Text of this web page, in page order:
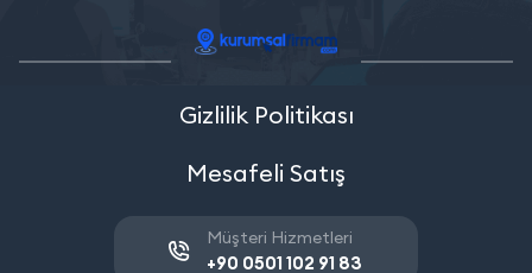
Gizlilik Politikası
Mesafeli Satış
Müşteri Hizmetleri
+90 0501 102 91 83